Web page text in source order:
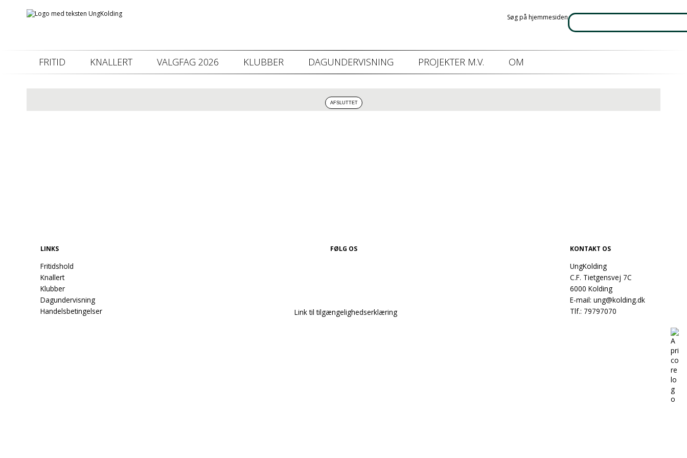
Søg på hjemmesiden
FRITID KNALLERT VALGFAG 2026 KLUBBER DAGUNDERVISNING PROJEKTER M.V. OM
LINKS
Fritidshold
Knallert
Klubber
Dagundervisning
Handelsbetingelser
FØLG OS
Link til tilgængelighedserklæring
KONTAKT OS
UngKolding
C.F. Tietgensvej 7C
6000 Kolding
E-mail: ung@kolding.dk
Tlf.: 79797070